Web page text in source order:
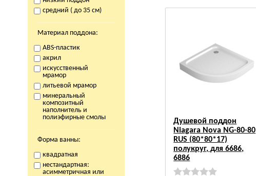
средний ( до 35 см)
Материал поддона:
ABS-пластик
акрил
искусственный
мрамор
литьевой мрамор
минеральный
композитный
наполнитель и
полиэфирные смолы
Форма ванны:
квадратная
нестандартная:
асимметричная или
Душевой поддон
Niagara Nova NG-80-80
RUS (80*80*17)
полукруг, для 6686,
6886